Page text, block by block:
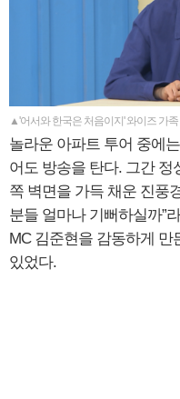
▲'어서와 한국은 처음이지' 와이즈 가
놀라운 아파트 투어 중에
어도 방송을 탄다. 그간
쪽 벽면을 가득 채운 진풍
분들 얼마나 기뻐하실까”
MC 김준현을 감동하게
있었다.